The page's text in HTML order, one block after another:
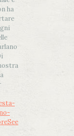
ha
See